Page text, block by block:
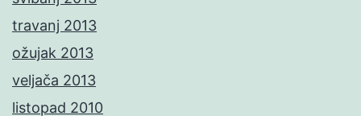
travanj 2013
ožujak 2013
veljača 2013
listopad 2010